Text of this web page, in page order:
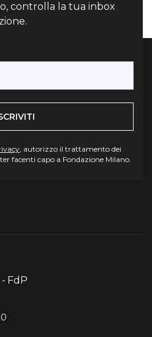
controlla la tua inbox
, autorizzo il trattamento dei
facenti capo a Fondazione Milano.
FdP